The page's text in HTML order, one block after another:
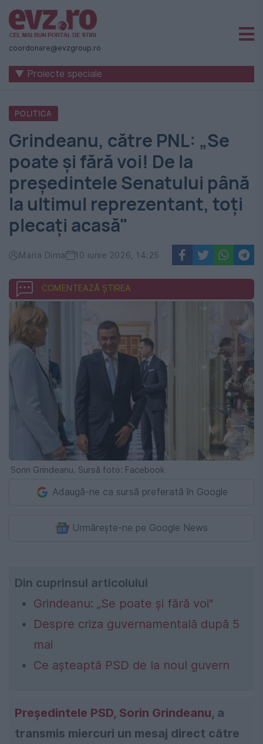
Știri
naționale
internaționale
România
-
Evenimentul
Zilei
coordonare@evzgroup.ro
▼ Proiecte speciale
POLITICA
Grindeanu, către PNL: „Se
poate și fără voi! De la
președintele Senatului până
la ultimul reprezentant, toți
plecați acasă"
Maria Dima 10 iunie 2026, 14:25
COMENTEAZĂ ȘTIREA
Sorin Grindeanu. Sursă foto: Facebook
Adaugă-ne ca sursă preferată în Google
Urmărește-ne pe Google News
Din cuprinsul articolului
Grindeanu: „Se poate și fără voi"
Despre criza guvernamentală după 5
mai
Ce așteaptă PSD de la noul guvern
Președintele PSD, Sorin Grindeanu, a
transmis miercuri un mesaj direct către